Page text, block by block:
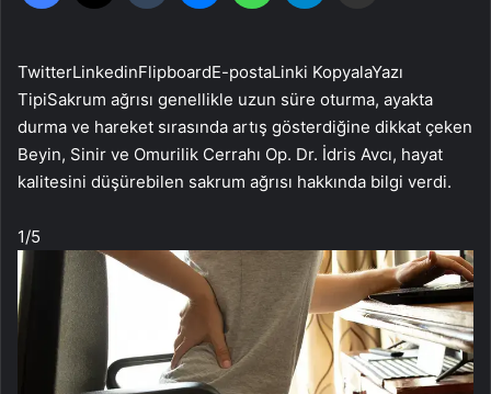
TwitterLinkedinFlipboardE-postaLinki KopyalaYazı
TipiSakrum ağrısı genellikle uzun süre oturma, ayakta
durma ve hareket sırasında artış gösterdiğine dikkat çeken
Beyin, Sinir ve Omurilik Cerrahı Op. Dr. İdris Avcı, hayat
kalitesini düşürebilen sakrum ağrısı hakkında bilgi verdi.
1/5